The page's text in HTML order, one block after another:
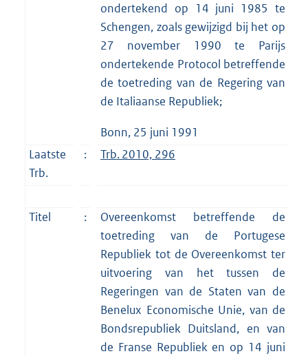
ondertekend op 14 juni 1985 te
Schengen, zoals gewijzigd bij het op
27 november 1990 te Parijs
ondertekende Protocol betreffende
de toetreding van de Regering van
de Italiaanse Republiek;
Bonn, 25 juni 1991
Laatste
Trb.
: Trb. 2010, 296
Titel :
Overeenkomst betreffende de
toetreding van de Portugese
Republiek tot de Overeenkomst ter
uitvoering van het tussen de
Regeringen van de Staten van de
Benelux Economische Unie, van de
Bondsrepubliek Duitsland, en van
de Franse Republiek en op 14 juni